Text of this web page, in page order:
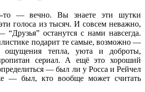
то — вечно. Вы знаете эти шутки
голоса из тысяч. И совсем неважно,
останутся с нами навсегда.
подарит те самые, возможно —
ощущения тепла, уюта и доброты,
сериал. А ещё это хороший
— был ли у Росса и Рейчел
— был, кто вообще может считать